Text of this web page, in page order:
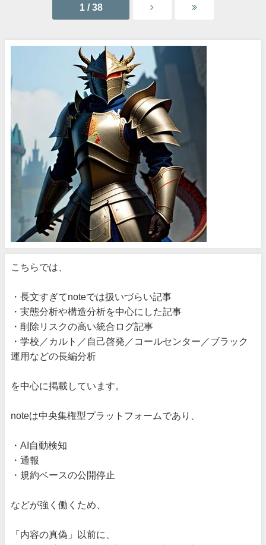
1 / 38
こちらでは、
・長文すぎてnoteでは扱いづらい記事
・実態分析や構造分析を中心にした記事
・削除リスクの高い統合ログ記事
・学校／カルト／自己啓発／コールセンター／ブラック
運用などの長編分析
を中心に掲載しています。
noteは中央集権型プラットフォームであり、
・AI自動検知
・通報
・規約ベースの公開停止
などが強く働くため、
「内容の真偽」以前に、